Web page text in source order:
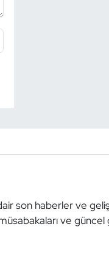
son haberler ve
ve